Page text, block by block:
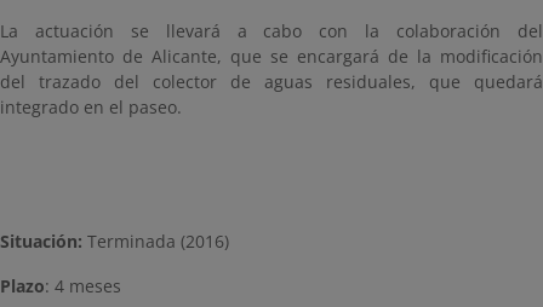
La actuación se llevará a cabo con la colaboración del
Ayuntamiento de Alicante, que se encargará de la modificación
del trazado del colector de aguas residuales, que quedará
integrado en el paseo.
Situación: Terminada (2016)
Plazo: 4 meses